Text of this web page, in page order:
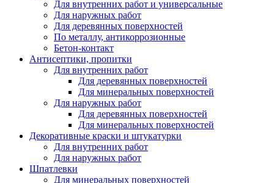
Для внутренних работ и универсальные
Для наружных работ
Для деревянных поверхностей
По металлу, антикоррозионные
Бетон-контакт
Антисептики, пропитки
Для внутренних работ
Для деревянных поверхностей
Для минеральных поверхностей
Для наружных работ
Для деревянных поверхностей
Для минеральных поверхностей
Декоративные краски и штукатурки
Для внутренних работ
Для наружных работ
Шпатлевки
Для минеральных поверхностей